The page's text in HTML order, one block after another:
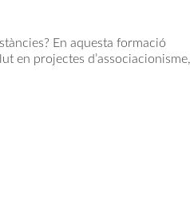
En aquesta formació
en projectes d’associacionisme,